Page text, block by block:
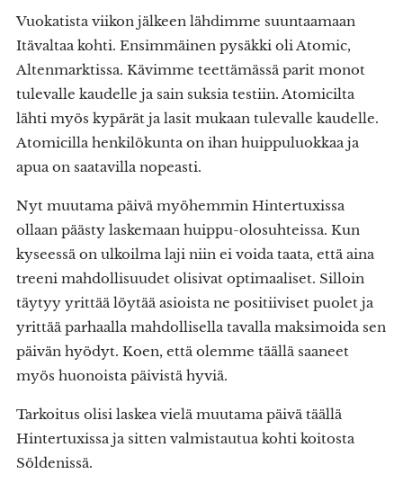
Vuokatista viikon jälkeen lähdimme suuntaamaan
Itävaltaa kohti. Ensimmäinen pysäkki oli Atomic,
Altenmarktissa. Kävimme teettämässä parit monot
tulevalle kaudelle ja sain suksia testiin. Atomicilta
lähti myös kypärät ja lasit mukaan tulevalle kaudelle.
Atomicilla henkilökunta on ihan huippuluokkaa ja
apua on saatavilla nopeasti.
Nyt muutama päivä myöhemmin Hintertuxissa
ollaan päästy laskemaan huippu-olosuhteissa. Kun
kyseessä on ulkoilma laji niin ei voida taata, että aina
treeni mahdollisuudet olisivat optimaaliset. Silloin
täytyy yrittää löytää asioista ne positiiviset puolet ja
yrittää parhaalla mahdollisella tavalla maksimoida sen
päivän hyödyt. Koen, että olemme täällä saaneet
myös huonoista päivistä hyviä.
Tarkoitus olisi laskea vielä muutama päivä täällä
Hintertuxissa ja sitten valmistautua kohti koitosta
Söldenissä.